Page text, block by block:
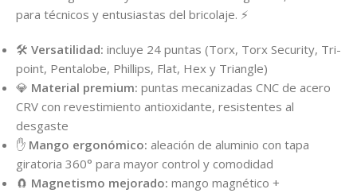
para técnicos y entusiastas del bricolaje. ⚡
🛠️ Versatilidad: incluye 24 puntas (Torx, Torx Security, Tri-
point, Pentalobe, Phillips, Flat, Hex y Triangle)
💎 Material premium: puntas mecanizadas CNC de acero
CRV con revestimiento antioxidante, resistentes al
desgaste
✋ Mango ergonómico: aleación de aluminio con tapa
giratoria 360° para mayor control y comodidad
🧲 Magnetismo mejorado: mango magnético +